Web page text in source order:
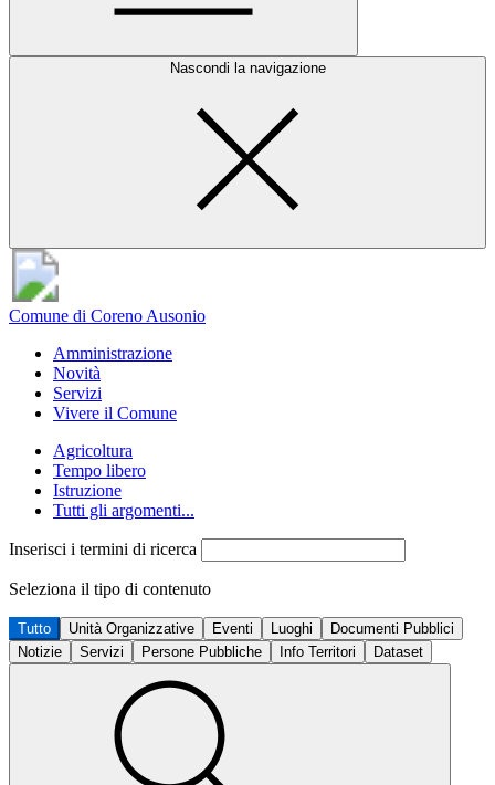
Nascondi la navigazione
Comune di Coreno Ausonio
Amministrazione
Novità
Servizi
Vivere il Comune
Agricoltura
Tempo libero
Istruzione
Tutti gli argomenti...
Inserisci i termini di ricerca
Seleziona il tipo di contenuto
Tutto Unità Organizzative Eventi Luoghi
Documenti Pubblici
Notizie
Servizi Persone Pubbliche Info Territori Dataset